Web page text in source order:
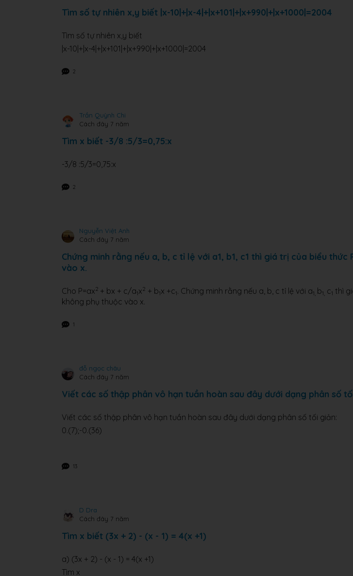
Tìm số tự nhiên x,y biết |x-10|+|x-4|+|x+101|+|x+990|+|x+1000|=2004
Tìm số tự nhiên x,y biết
|x-10|+|x-4|+|x+101|+|x+990|+|x+1000|=2004
2
Trần Quỳnh Chi
Cách đây 7 năm
Tìm x biết -3/8 :5/3=0,75:x
-3/8 :5/3=0,75:x
2
Nguyễn Việt Anh
Cách đây 7 năm
Chứng minh rằng nếu a, b, c tỉ lệ với a1, b1, c1 thì giá trị của biểu thức
vào x.
Cho P=ax2 + bx + c/a1x2 + b1x +c1. Chứng minh rằng nếu a, b, c tỉ lệ với a1, b1, c1 thì
không phụ thuộc vào x.
1
đỗ ngọc châu
Cách đây 7 năm
Viết các số thập phân vô hạn tuần hoàn sau đây dưới dạng phân số
Viết các số thập phân vô hạn tuần hoàn sau đây dưới dạng phân số tối giản:
0.(7);-0.(36)
13
D Dra
Cách đây 7 năm
Tìm x biết (3x + 2) - (x - 1) = 4(x +1)
a) (3x + 2) - (x - 1) = 4(x +1)
Tìm x